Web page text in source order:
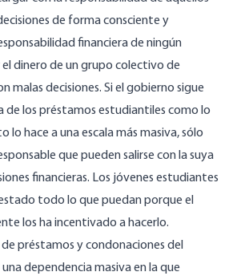
de forma consciente y
financiera de ningún
dinero de un grupo colectivo de
malas decisiones. Si el gobierno sigue
de los préstamos estudiantiles como lo
lo hace a una escala más masiva, sólo
que pueden salirse con la suya
financieras. Los jóvenes estudiantes
todo lo que puedan porque el
los ha incentivado a hacerlo.
de préstamos y condonaciones del
dependencia masiva en la que